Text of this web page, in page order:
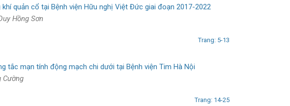
quản cổ tại Bệnh viện Hữu nghị Việt Đức giai đoạn 2017-2022
Hồng Sơn
Trang: 5-13
tắc mạn tính động mạch chi dưới tại Bệnh viện Tim Hà Nội
Cường
Trang: 14-25